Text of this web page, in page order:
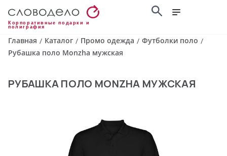
Корпоративные подарки и
полиграфия
Главная / Каталог / Промо одежда / Футболки поло /
Рубашка поло Monzha мужская
РУБАШКА ПОЛО MONZHA МУЖСКАЯ